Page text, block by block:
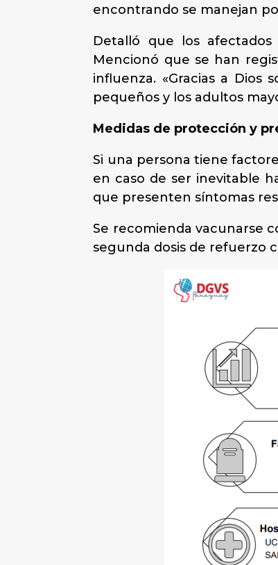
encontrando se manejan
Detalló que los
Mencionó que se han
influenza. «Gracias a Dios
pequeños y los adultos
Medidas de protección y
Si una persona tiene
en caso de ser inevitable
que presenten síntomas
Se recomienda vacunarse
segunda dosis de refuerzo